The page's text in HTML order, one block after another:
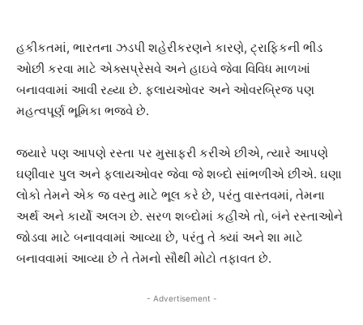
હકીકતમાં, ભારતના ઝડપી શહેરીકરણને કારણે, ટ્રાફિકની ભીડ
ઓછી કરવા માટે એક્સપ્રેસવે અને હાઇવે જેવા વિવિધ માળખાં
બનાવવામાં આવી રહ્યા છે. ફ્લાયઓવર અને ઓવરબ્રિજ પણ
મહત્વપૂર્ણ ભૂમિકા ભજવે છે.
જ્યારે પણ આપણે રસ્તા પર મુસાફરી કરીએ છીએ, ત્યારે આપણે
ઘણીવાર પુલ અને ફ્લાયઓવર જેવા જે શબ્દો સાંભળીએ છીએ. ઘણા
લોકો તેમને એક જ વસ્તુ માટે ભૂલ કરે છે, પરંતુ વાસ્તવમાં, તેમના
અર્થ અને કાર્યો અલગ છે. સરળ શબ્દોમાં કહીએ તો, બંને રસ્તાઓને
જોડવા માટે બનાવવામાં આવ્યા છે, પરંતુ તે ક્યાં અને શા માટે
બનાવવામાં આવ્યા છે તે તેમનો સૌથી મોટો તફાવત છે.
- Advertisement -